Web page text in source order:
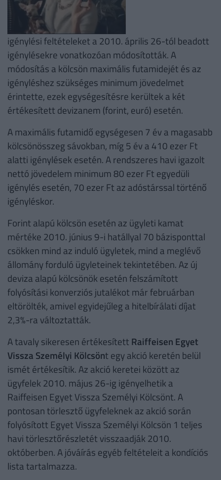
igénylési feltételeket a 2010. április 26-tól beadott
igénylésekre vonatkozóan módosították. A
módosítás a kölcsön maximális futamidejét és az
igényléshez szükséges minimum jövedelmet
érintette, ezek egységesítésre kerültek a két
értékesített devizanem (forint, euró) esetén.
A maximális futamidő egységesen 7 év a magasabb
kölcsönösszeg sávokban, míg 5 év a 410 ezer Ft
alatti igénylések esetén. A rendszeres havi igazolt
nettó jövedelem minimum 80 ezer Ft egyedüli
igénylés esetén, 70 ezer Ft az adóstárssal történő
igényléskor.
Forint alapú kölcsön esetén az ügyleti kamat
mértéke 2010. június 9-i hatállyal 70 bázisponttal
csökken mind az induló ügyletek, mind a meglévő
állomány forduló ügyleteinek tekintetében. Az új
deviza alapú kölcsönök esetén felszámított
folyósítási konverziós jutalékot már februárban
eltörölték, amivel egyidejűleg a hitelbírálati díjat
2,3%-ra változtatták.
A tavaly sikeresen értékesítettRaiffeisen Egyet
Vissza Személyi Kölcsönt egy akció keretén belül
ismét értékesítik. Az akció keretei között az
ügyfelek 2010. május 26-ig igényelhetik a
Raiffeisen Egyet Vissza Személyi Kölcsönt. A
pontosan törlesztő ügyfeleknek az akció során
folyósított Egyet Vissza Személyi Kölcsön 1 teljes
havi törlesztőrészletét visszaadják 2010.
októberben. A jóváírás egyéb feltételeit a kondíciós
lista tartalmazza.